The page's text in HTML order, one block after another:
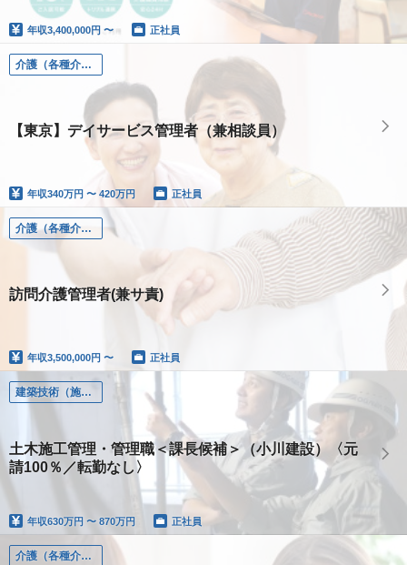
年収3,400,000円 〜 正社員
介護（各種介護職）
【東京】デイサービス管理者（兼相談員）
年収340万円 〜 420万円 正社員
介護（各種介護職）
訪問介護管理者(兼サ責)
年収3,500,000円 〜 正社員
建築技術（施工管理、設計、土木、設備）
土木施工管理・管理職＜課長候補＞（小川建設）〈元
請100％／転勤なし〉
年収630万円 〜 870万円 正社員
介護（各種介護職）